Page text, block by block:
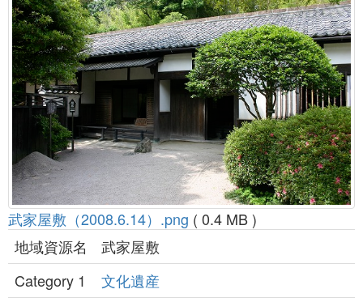
武家屋敷（2008.6.14）.png ( 0.4 MB )
地域資源名
武家屋敷
Category 1
文化遺産